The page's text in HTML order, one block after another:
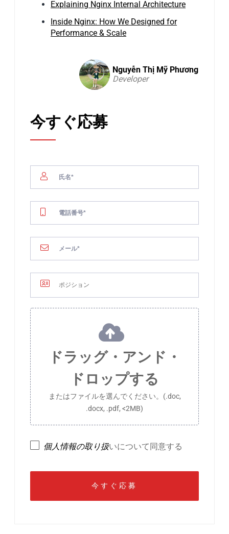
Explaining Nginx Internal Architecture
Inside Nginx: How We Designed for
Performance & Scale
Nguyễn Thị Mỹ Phương
Developer
今すぐ応募
ドラッグ・アンド・
ドロップする
またはファイルを選んでください。(.doc,
.docx, .pdf, <2MB)
個人情報の取り扱いについて同意する